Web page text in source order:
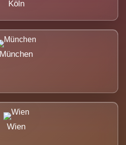
Köln
München
Wien